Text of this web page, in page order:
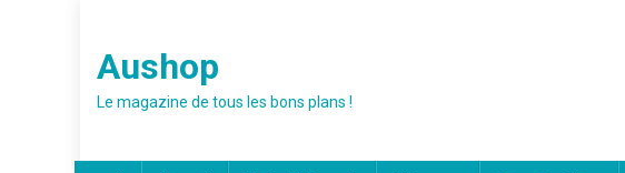
content
Aushop
Le magazine de tous les bons plans !